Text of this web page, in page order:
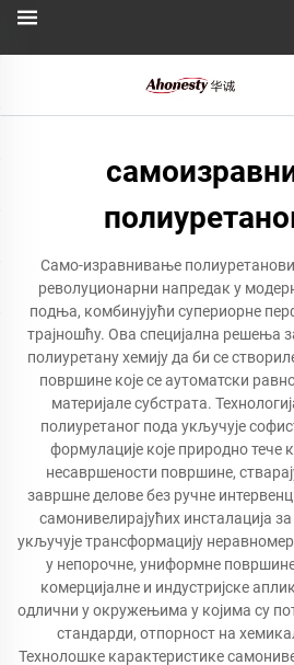
Само-изравнивање
револуционарни напредак у
подња, комбинујући супериорне
трајношћу. Ова специјална решења
полиуретану хемију да би се
површине које се аутоматски
материјале субстрата.
полиуретаног пода укључује
формулације које природно тече
несавршености површине,
завршне делове без ручне
самонивелирајућих инсталација
укључује трансформацију
у непорочне, униформне
комерцијалне и индустријске
одлични у окружењима у којима су
стандарди, отпорност на
Технолошке карактеристике